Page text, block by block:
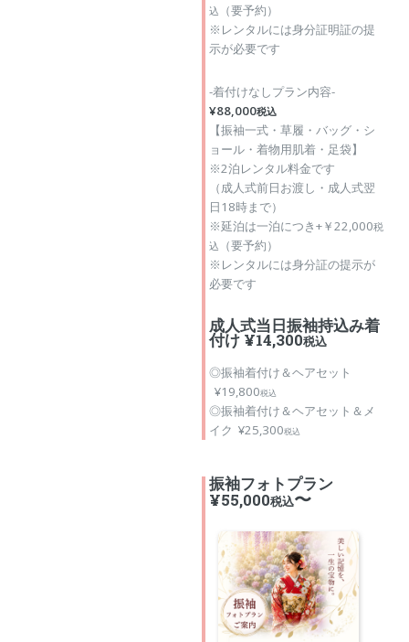
込
（要予約）
※レンタルには身分証明証の提
示が必要です
-着付けなしプラン内容-
¥88,000税込
【振袖一式・草履・バッグ・シ
ョール・着物用肌着・足袋】
※2泊レンタル料金です
（成人式前日お渡し・成人式翌
日18時まで）
※延泊は一泊につき+￥22,000税
込
（要予約）
※レンタルには身分証の提示が
必要です
成人式当日振袖持込み着
付け ¥14,300税込
◎振袖着付け＆ヘアセット
¥19,800税込
◎振袖着付け＆ヘアセット＆メ
イク ¥25,300税込
振袖フォトプラン
¥55,000税込〜